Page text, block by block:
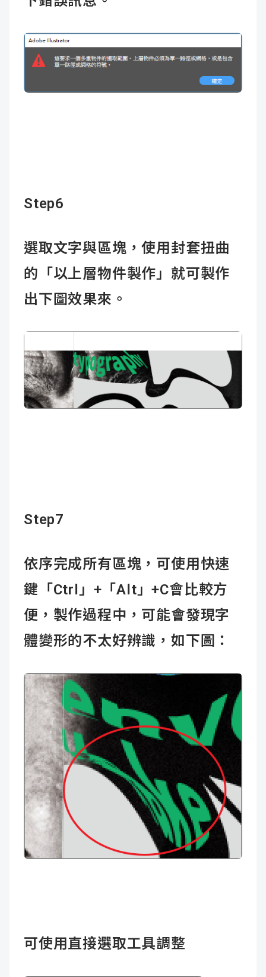
Step6
選取文字與區塊，使用封套扭曲
的「以上層物件製作」就可製作
出下圖效果來。
Step7
依序完成所有區塊，可使用快速
鍵「Ctrl」+「Alt」+C會比較方
便，製作過程中，可能會發現字
體變形的不太好辨識，如下圖：
可使用直接選取工具調整